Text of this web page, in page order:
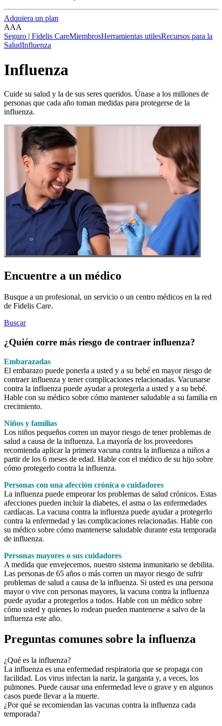
Adquiera un plan
AAA
Seguro | Fidelis CareMiembrosHerramientas utilesRecursos para la
SaludInfluenza
Influenza
Cuide su salud y la de sus seres queridos. Únase a los millones de
personas que cada año toman medidas para protegerse de la
influenza.
Encuentre a un médico
Busque a un profesional, un servicio o un centro médicos en la red
de Fidelis Care.
Buscar
¿Quién corre más riesgo de contraer influenza?
Embarazadas
El embarazo puede ponerla a usted y a su bebé en mayor riesgo de
contraer influenza y tener complicaciones relacionadas. Vacunarse
contra la influenza puede ayudar a protegerla a usted y a su bebé.
Hable con su médico sobre cómo mantener saludable a su familia en
crecimiento.
Niños y familias
Los niños pequeños corren un mayor riesgo de tener problemas de
salud a causa de la influenza. La mayoría de los proveedores
recomienda aplicar la primera vacuna contra la influenza a niños a
partir de los 6 meses de edad. Hable con el médico de su hijo sobre
cómo protegerlo contra la influenza.
Personas con una afección crónica o cuidadores
La influenza puede empeorar los problemas de salud crónicos. Estas
afecciones pueden incluir la diabetes, el asma o las enfermedades
cardíacas. La vacuna contra la influenza puede ayudar a protegerlo
contra la enfermedad y las complicaciones relacionadas. Hable con
su médico sobre cómo mantenerse saludable durante esta temporada
de influenza.
Personas mayores o sus cuidadores
A medida que envejecemos, nuestro sistema inmunitario se debilita.
Las personas de 65 años o más corren un mayor riesgo de sufrir
problemas de salud a causa de la influenza. Si usted es una persona
mayor o vive con personas mayores, la vacuna contra la influenza
puede ayudar a protegerlos a todos. Hable con un médico sobre
cómo usted y quienes lo rodean pueden mantenerse a salvo de la
influenza este año.
Preguntas comunes sobre la influenza
¿Qué es la influenza?
La influenza es una enfermedad respiratoria que se propaga con
facilidad. Los virus infectan la nariz, la garganta y, a veces, los
pulmones. Puede causar una enfermedad leve o grave y en algunos
casos puede llevar a la muerte.
¿Por qué se recomiendan las vacunas contra la influenza cada
temporada?